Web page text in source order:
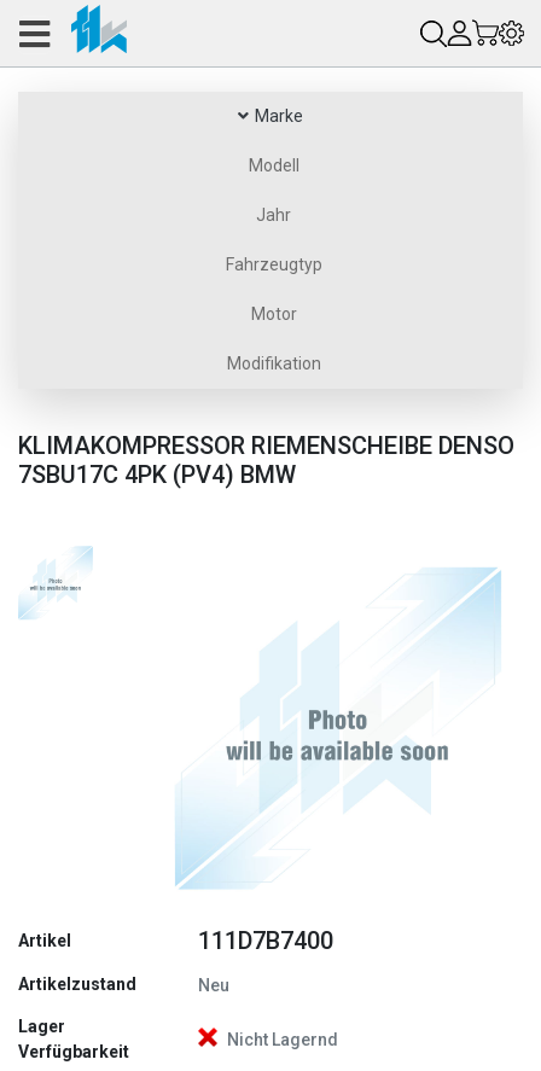
Marke
Modell
Jahr
Fahrzeugtyp
Motor
Modifikation
KLIMAKOMPRESSOR RIEMENSCHEIBE DENSO
7SBU17C 4PK (PV4) BMW
Artikel 111D7B7400
Artikelzustand Neu
Lager
Verfügbarkeit
Nicht Lagernd